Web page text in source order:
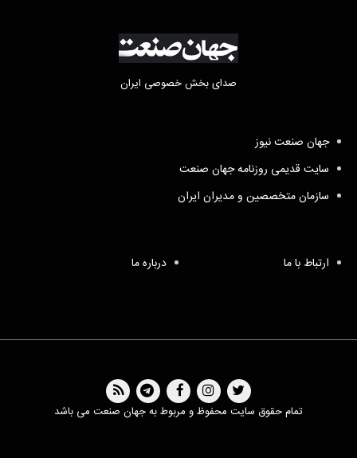
صدای بخش خصوصی ایران
جهان صنعت نیوز
سایت قدیمی روزنامه جهان صنعت
سازمان متخصصین و مدیران ایران
ارتباط با ما درباره ما
تمام حقوق سایت محفوظ و مربوط به جهان صنعت می باشد